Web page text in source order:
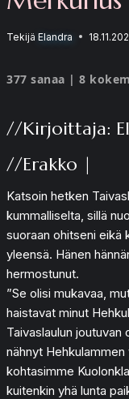
Tekijä Elandra
377 sanaa | 8
//Kirjoittaja:
//Erakko |
Katsoin hetken
kummalliselta, sillä
suoraan ohitseni eikä
yleensä. Hänen
hermostunut.
”Se olisi mukavaa,
haistavat minut
Taivaslaulun joutuvan
nähnyt
kohtasimme
kuitenkin yhä lunta